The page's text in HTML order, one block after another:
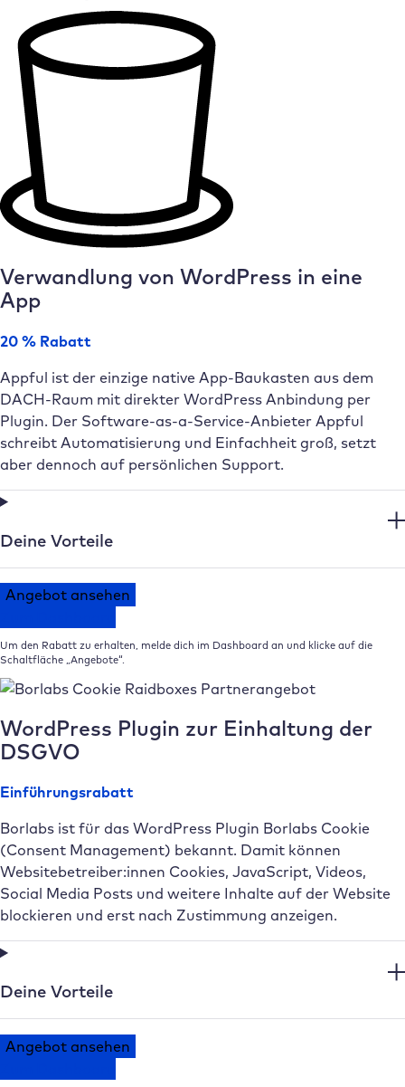
Verwandlung von WordPress in eine
App
20 % Rabatt
Appful ist der einzige native App-Baukasten aus dem
DACH-Raum mit direkter WordPress Anbindung per
Plugin. Der Software-as-a-Service-Anbieter Appful
schreibt Automatisierung und Einfachheit groß, setzt
aber dennoch auf persönlichen Support.
Deine Vorteile
Angebot ansehen
Um den Rabatt zu erhalten, melde dich im Dashboard an und klicke auf die
Schaltfläche „Angebote“.
WordPress Plugin zur Einhaltung der
DSGVO
Einführungsrabatt
Borlabs ist für das WordPress Plugin Borlabs Cookie
(Consent Management) bekannt. Damit können
Websitebetreiber:innen Cookies, JavaScript, Videos,
Social Media Posts und weitere Inhalte auf der Website
blockieren und erst nach Zustimmung anzeigen.
Deine Vorteile
Angebot ansehen